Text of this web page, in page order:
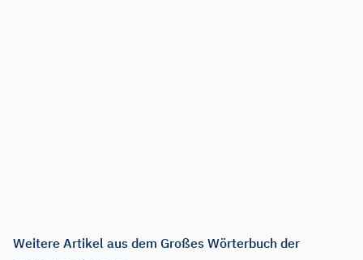
Weitere Artikel aus dem Großes Wörterbuch der